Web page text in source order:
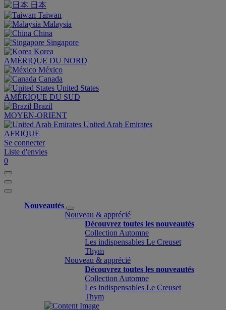
日本
Taiwan
Malaysia
China
Singapore
Korea
AMÉRIQUE DU NORD
México
Canada
United States
AMÉRIQUE DU SUD
Brazil
MOYEN-ORIENT
United Arab Emirates
AFRIQUE
Se connecter
Liste d'envies
0
Nouveautés
Nouveau & apprécié
Découvrez toutes les nouveautés
Collection Automne
Les indispensables Le Creuset
Thym
Nouveau & apprécié
Découvrez toutes les nouveautés
Collection Automne
Les indispensables Le Creuset
Thym